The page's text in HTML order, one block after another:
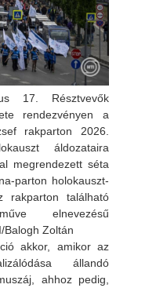
17. Résztvevők
rendezvényen a
rakparton 2026.
áldozataira
megrendezett séta
parton holokauszt-
rakparton található
elnevezésű
Balogh Zoltán
akkor, amikor az
állandó
ahhoz pedig,